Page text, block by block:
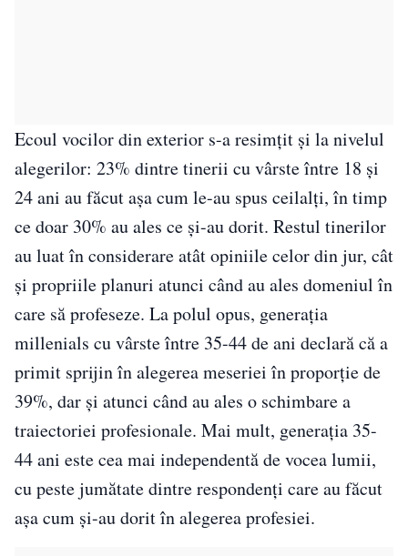
Ecoul vocilor din exterior s-a resimțit și la nivelul
alegerilor: 23% dintre tinerii cu vârste între 18 și
24 ani au făcut așa cum le-au spus ceilalți, în timp
ce doar 30% au ales ce și-au dorit. Restul tinerilor
au luat în considerare atât opiniile celor din jur, cât
și propriile planuri atunci când au ales domeniul în
care să profeseze. La polul opus, generația
millenials cu vârste între 35-44 de ani declară că a
primit sprijin în alegerea meseriei în proporție de
39%, dar și atunci când au ales o schimbare a
traiectoriei profesionale. Mai mult, generația 35-
44 ani este cea mai independentă de vocea lumii,
cu peste jumătate dintre respondenți care au făcut
așa cum și-au dorit în alegerea profesiei.